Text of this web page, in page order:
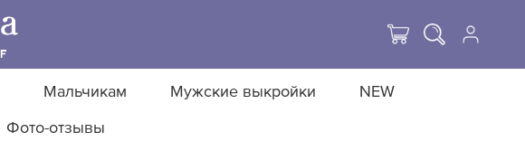
Мальчикам Мужские выкройки NEW
Фото-отзывы